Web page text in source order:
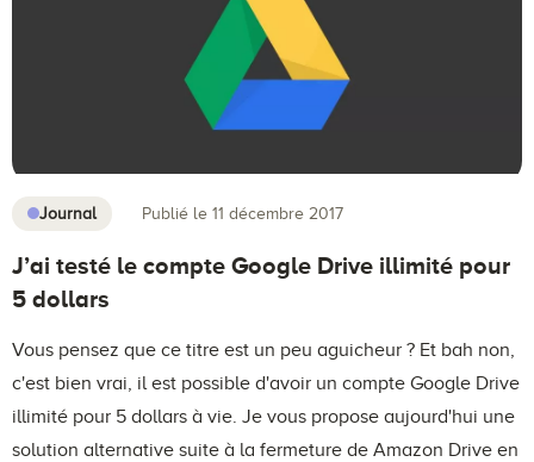
Journal Publié le 11 décembre 2017
J’ai testé le compte Google Drive illimité pour
5 dollars
Vous pensez que ce titre est un peu aguicheur ? Et bah non,
c'est bien vrai, il est possible d'avoir un compte Google Drive
illimité pour 5 dollars à vie. Je vous propose aujourd'hui une
solution alternative suite à la fermeture de Amazon Drive en